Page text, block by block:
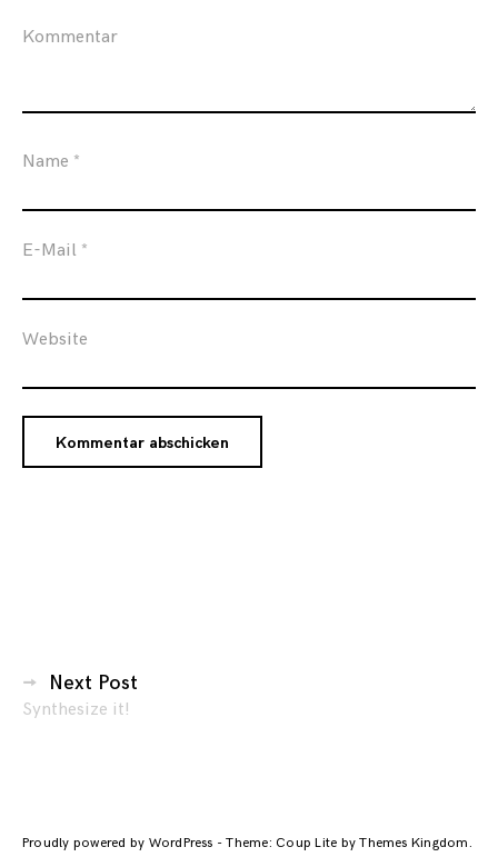
Kommentar
Name *
E-Mail *
Website
Beitragsnavigation
Next Post
Synthesize it!
Proudly powered by WordPress -Theme: Coup Lite byThemes Kingdom.